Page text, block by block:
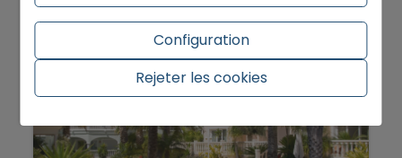
Configuration
Rejeter les cookies